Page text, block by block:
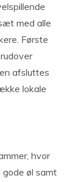
med alle
Første
afsluttes
lokale
hvor
øl samt